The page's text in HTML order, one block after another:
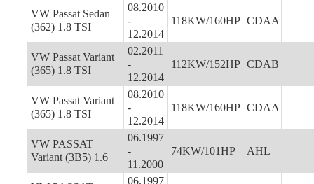
VW Passat Sedan
(362) 1.8 TSI
08.2010
-
12.2014
118KW/160HP CDAA
VW Passat Variant
(365) 1.8 TSI
02.2011
-
12.2014
112KW/152HP CDAB
VW Passat Variant
(365) 1.8 TSI
08.2010
-
12.2014
118KW/160HP CDAA
VW PASSAT
Variant (3B5) 1.6
06.1997
-
11.2000
74KW/101HP AHL
06.1997